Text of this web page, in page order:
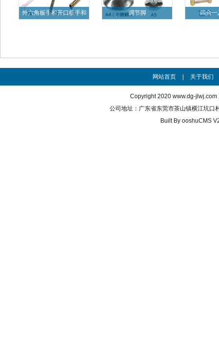
外六角板手和开口板手和
调节脚 四合一
网站首页 关于我们
Copyright 2020 www.dg-jlwj.com
公司地址：广东省东莞市茶山镇横江坑
Built By ooshuCMS